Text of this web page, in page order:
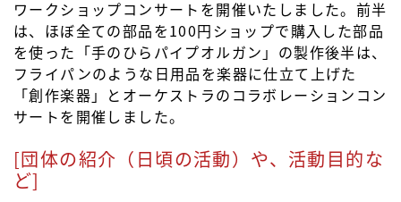
ワークショップコンサートを開催いたしました。前半
は、ほぼ全ての部品を100円ショップで購入した部品
を使った「手のひらパイプオルガン」の製作後半は、
フライパンのような日用品を楽器に仕立て上げた
「創作楽器」とオーケストラのコラボレーションコン
サートを開催しました。
[団体の紹介（日頃の活動）や、活動目的な
ど]